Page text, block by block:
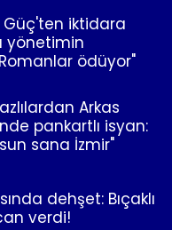
Güç'ten iktidara
yönetimin
ödüyor"
Arkas
pankartlı isyan:
sana İzmir"
dehşet: Bıçaklı
verdi!